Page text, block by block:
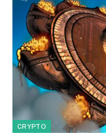
CRYPTO